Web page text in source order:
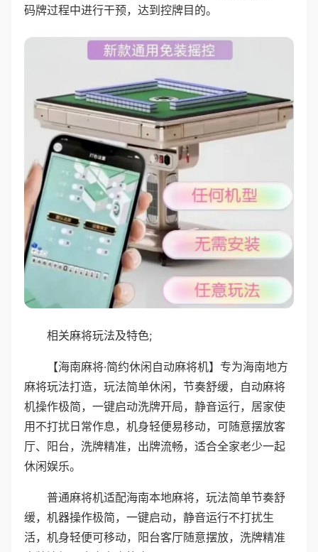
码牌过程中进行干预，达到控牌目的。
相关麻将玩法及特色;
【海南麻将·简约休闲自动麻将机】专为海南地方
麻将玩法打造，玩法简单休闲，节奏舒缓，自动麻将
机操作极简，一键启动洗牌开局，静音运行，居家使
用不打扰日常作息，机身轻便易移动，可随意摆放客
厅、阳台，洗牌精准，出牌流畅，适合全家老少一起
休闲娱乐。
普通麻将机适配海南本地麻将，玩法简单节奏舒
缓，机器操作极简，一键启动，静音运行不打扰生
活，机身轻便可移动，阳台客厅随意摆放，洗牌精准